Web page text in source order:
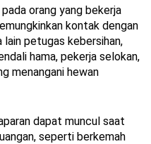
orang yang bekerja
kontak dengan
petugas kebersihan,
hama, pekerja selokan,
menangani hewan
dapat muncul saat
seperti berkemah